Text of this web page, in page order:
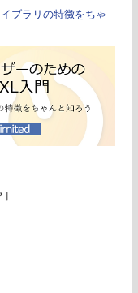
ブラリの特徴をちゃ